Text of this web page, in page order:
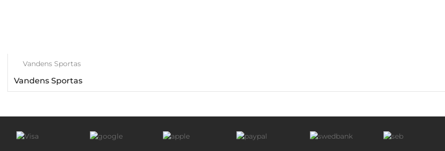
Vandens Sportas
Vandens Sportas